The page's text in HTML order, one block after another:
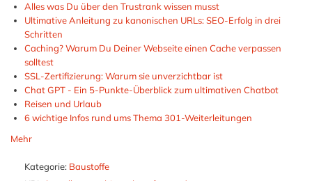
Alles was Du über den Trustrank wissen musst
Ultimative Anleitung zu kanonischen URLs: SEO-Erfolg in drei
Schritten
Caching? Warum Du Deiner Webseite einen Cache verpassen
solltest
SSL-Zertifizierung: Warum sie unverzichtbar ist
Chat GPT - Ein 5-Punkte-Überblick zum ultimativen Chatbot
Reisen und Urlaub
6 wichtige Infos rund ums Thema 301-Weiterleitungen
Mehr
Kategorie: Baustoffe